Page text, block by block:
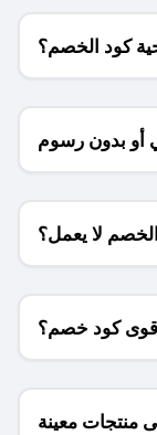
كود الخصم؟
بدون رسوم
الشحن ؟
لا يعمل؟
كود خصم؟
منتجات معينة